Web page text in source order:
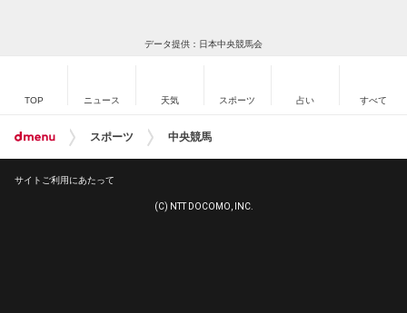
データ提供：日本中央競馬会
TOP ニュース 天気 スポーツ 占い すべて
スポーツ 中央競馬
サイトご利用にあたって
(C) NTT DOCOMO, INC.